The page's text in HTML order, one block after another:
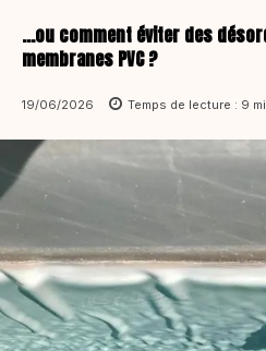
...ou comment éviter des
membranes PVC ?
19/06/2026 Temps de lecture : 9